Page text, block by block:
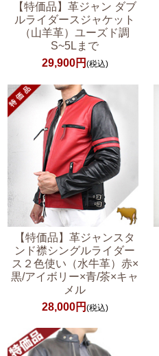
【特価品】革ジャン ダブ
ルライダースジャケット
（山羊革）ユーズド調
S~5Lまで
29,900円 (税込)
【特価品】革ジャンスタ
ンド襟シングルライダー
ス２色使い（水牛革）赤×
黒/アイボリー×青/茶×キャ
メル
28,000円 (税込)